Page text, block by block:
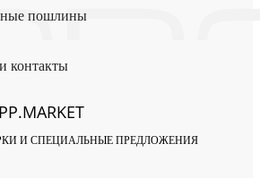
пошлины
контакты
И СПЕЦИАЛЬНЫЕ ПРЕДЛОЖЕНИЯ